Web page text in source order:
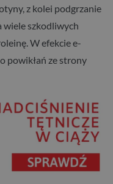
z kolei podgrzanie
szkodliwych
W efekcie e-
powikłań ze strony